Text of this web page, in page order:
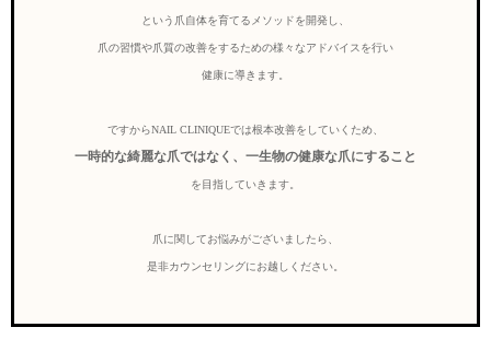
という爪自体を育てるメソッドを開発し、
爪の習慣や爪質の改善をするための様々なアドバイスを行い
健康に導きます。
ですからNAIL CLINIQUEでは根本改善をしていくため、
一時的な綺麗な爪ではなく、一生物の健康な爪にすること
を目指していきます。
爪に関してお悩みがございましたら、
是非カウンセリングにお越しください。